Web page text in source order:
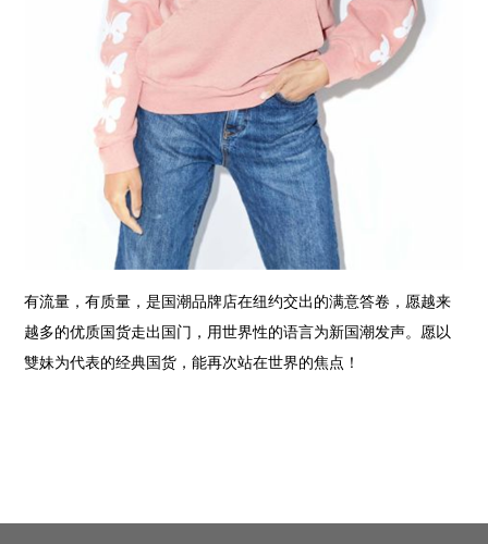
有流量，有质量，是国潮品牌店在纽约交出的满意答卷，愿越来
越多的优质国货走出国门，用世界性的语言为新国潮发声。愿以
雙妹为代表的经典国货，能再次站在世界的焦点！